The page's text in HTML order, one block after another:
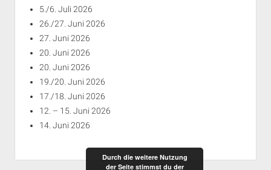
5./6. Juli 2026
26./27. Juni 2026
27. Juni 2026
20. Juni 2026
20. Juni 2026
19./20. Juni 2026
17./18. Juni 2026
12. – 15. Juni 2026
14. Juni 2026
Durch die weitere Nutzung
der Seite stimmst du der